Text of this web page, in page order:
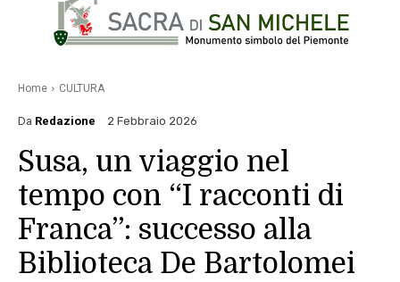
Home CULTURA
Da Redazione 2 Febbraio 2026
Susa, un viaggio nel
tempo con “I racconti di
Franca”: successo alla
Biblioteca De Bartolomei